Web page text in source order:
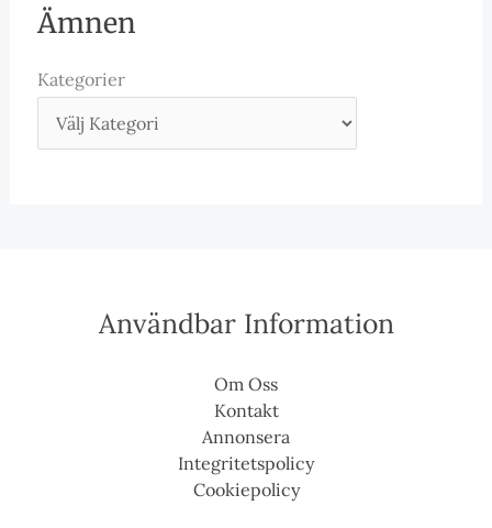
Ämnen
Kategorier
Användbar Information
Om Oss
Kontakt
Annonsera
Integritetspolicy
Cookiepolicy